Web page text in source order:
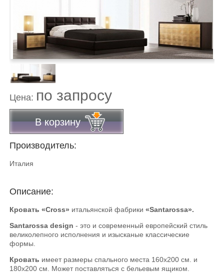
Цена: по запросу
В корзину
Производитель:
Италия
Описание:
Кровать «Cross» итальянской фабрики «Santarossa».
Santarossa design - это и современный европейский стиль
великолепного исполнения и изысканые классические
формы.
Кровать имеет размеры спального места 160х200 см. и
180х200 см. Может поставляться с бельевым ящиком.